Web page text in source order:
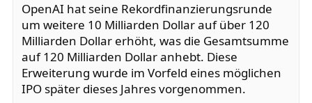
OpenAI hat seine Rekordfinanzierungsrunde
um weitere 10 Milliarden Dollar auf über 120
Milliarden Dollar erhöht, was die Gesamtsumme
auf 120 Milliarden Dollar anhebt. Diese
Erweiterung wurde im Vorfeld eines möglichen
IPO später dieses Jahres vorgenommen.